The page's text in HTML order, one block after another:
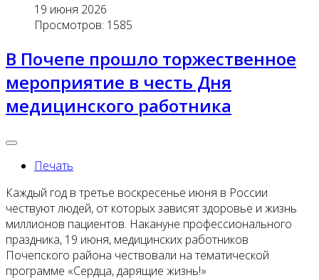
19 июня 2026
Просмотров: 1585
В Почепе прошло торжественное
мероприятие в честь Дня
медицинского работника
Печать
Каждый год в третье воскресенье июня в России
чествуют людей, от которых зависят здоровье и жизнь
миллионов пациентов. Накануне профессионального
праздника, 19 июня, медицинских работников
Почепского района чествовали на тематической
программе «Сердца, дарящие жизнь!»